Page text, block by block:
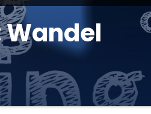
Wandel